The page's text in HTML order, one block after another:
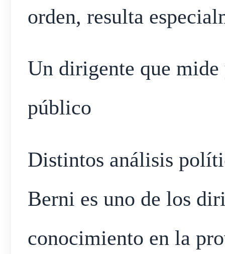
orden, resulta
Un dirigente que
público
Distintos análisis
Berni es uno de los
conocimiento en la